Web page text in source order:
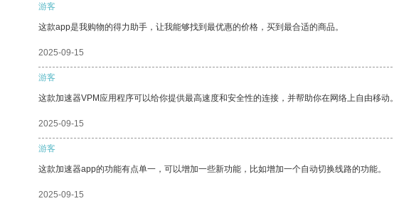
游客
这款app是我购物的得力助手，让我能够找到最优惠的价格，买到最合适的商品。
2025-09-15
游客
这款加速器VPM应用程序可以给你提供最高速度和安全性的连接，并帮助你在网络上自由移动。
2025-09-15
游客
这款加速器app的功能有点单一，可以增加一些新功能，比如增加一个自动切换线路的功能。
2025-09-15